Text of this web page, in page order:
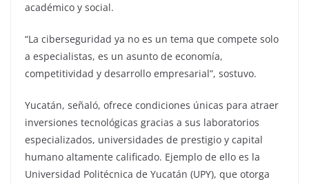
académico y social.
“La ciberseguridad ya no es un tema que compete solo
a especialistas, es un asunto de economía,
competitividad y desarrollo empresarial”, sostuvo.
Yucatán, señaló, ofrece condiciones únicas para atraer
inversiones tecnológicas gracias a sus laboratorios
especializados, universidades de prestigio y capital
humano altamente calificado. Ejemplo de ello es la
Universidad Politécnica de Yucatán (UPY), que otorga